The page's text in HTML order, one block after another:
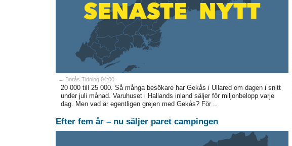
→ Borås Tidning 04:00
20 000 till 25 000. Så många besökare har Gekås i Ullared om dagen i snitt
under juli månad. Varuhuset i Hallands inland säljer för miljonbelopp varje
dag. Men vad är egentligen grejen med Gekås? För ..
Efter fem år – nu säljer paret campingen